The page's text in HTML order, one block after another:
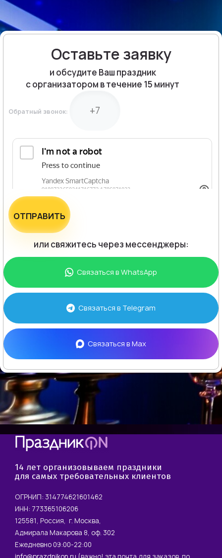
Оставьте заявку
и обсудите Ваш праздник
с организатором в течение 15 минут
Обратный звонок:
ОТПРАВИТЬ
или свяжитесь через мессенджеры:
Связаться вWhatsApp
Связаться в Telegram
Связаться вMax
14 лет организовываем праздники
для самых требовательных клиентов
ОГРНИП: 314774621601462
ИНН: 773365106206
125581, Россия, г. Москва,
Адмирала Макарова 8, оф. 302
Ежедневно 09:00-22:00